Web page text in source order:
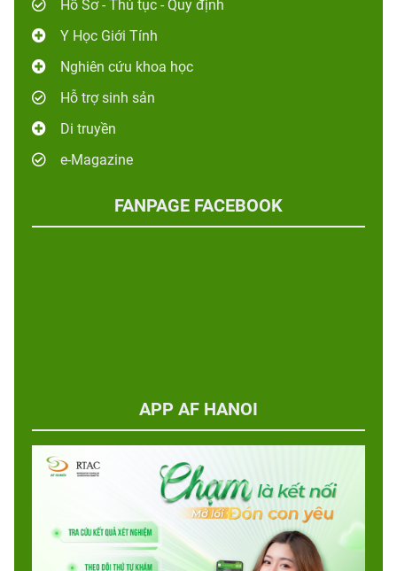
Hồ Sơ - Thủ tục - Quy định
Y Học Giới Tính
Nghiên cứu khoa học
Hỗ trợ sinh sản
Di truyền
e-Magazine
FANPAGE FACEBOOK
APP AF HANOI